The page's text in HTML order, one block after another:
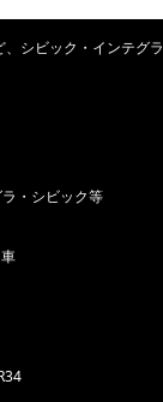
、シビック・インテグラ
・シビック等